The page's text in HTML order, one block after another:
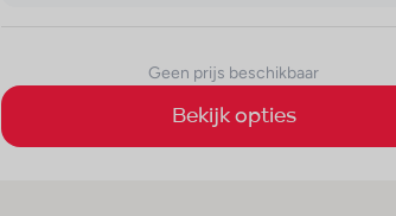
Geen prijs beschikbaar
Bekijk opties